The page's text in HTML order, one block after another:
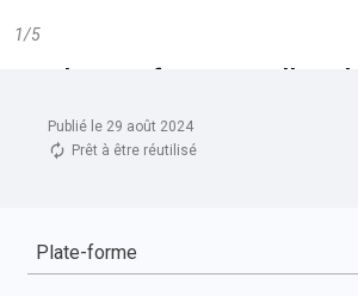
Publié le 29 août 2024
Prêt à être réutilisé
Plate-forme